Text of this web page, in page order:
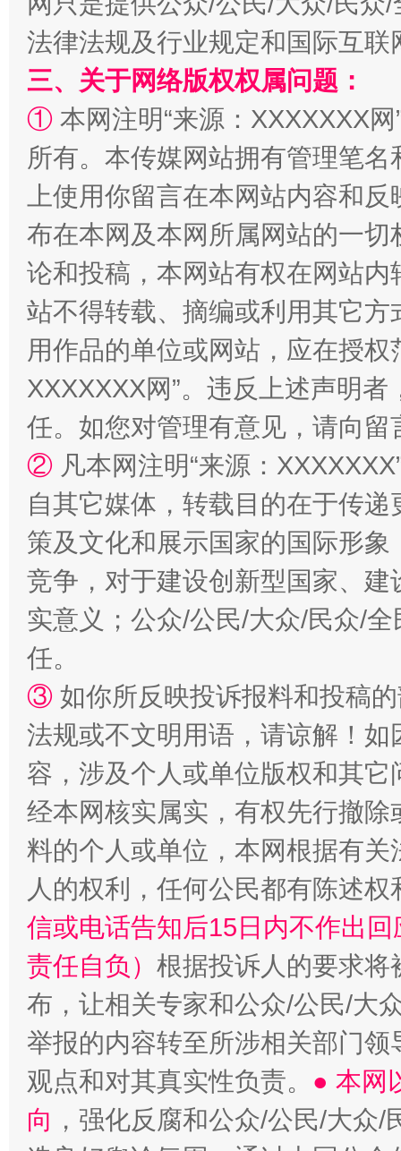
国家大学科技园优化重塑工作
“蜀中异人”王建安的艺术幻境
法律法规及行业规定和国际互
三、关于网络版权权属问题：
① 本网注明“来源：XXXXXXX
所有。本传媒网站拥有管理笔
上使用你留言在本网站内容和
布在本网及本网所属网站的一
论和投稿，本网站有权在网站
站不得转载、摘编或利用其它
用作品的单位或网站，应在授
XXXXXXX网”。违反上述声明
任。如您对管理有意见，请向
② 凡本网注明“来源：
自其它媒体，转载目的在于传
策及文化和展示国家的国际形
竞争，对于建设创新型国家、
实意义；公众/公民/大众/民众/
任。
③ 如你所反映投诉报料和投稿
法规或不文明用语，请谅解！
容，涉及个人或单位版权和其它
经本网核实属实，有权先行撤
料的个人或单位，本网根据有
人的权利，任何公民都有陈述
信或电话告知后15日内不作出
责任自负） 根据投诉人的要求将
布，让相关专家和公众/公民/大
举报的内容转至所涉相关部门
观点和对其真实性负责。 ● 本网
向 ，强化反腐和公众/公民/大众